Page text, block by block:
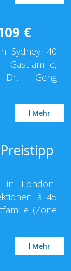
€
Sydney. 40
Dr. Geng
Mehr
in London-
à 45
(Zone
Mehr